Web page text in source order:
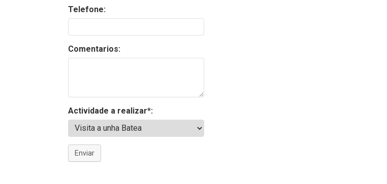
Telefone:
Comentarios:
Actividade a realizar*:
Enviar